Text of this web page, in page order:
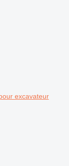
excavateur